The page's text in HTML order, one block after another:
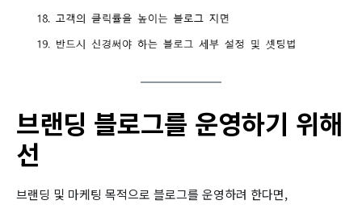
브랜딩 블로그를 운영하기 위해
선
브랜딩 및 마케팅 목적으로 블로그를 운영하려 한다면,